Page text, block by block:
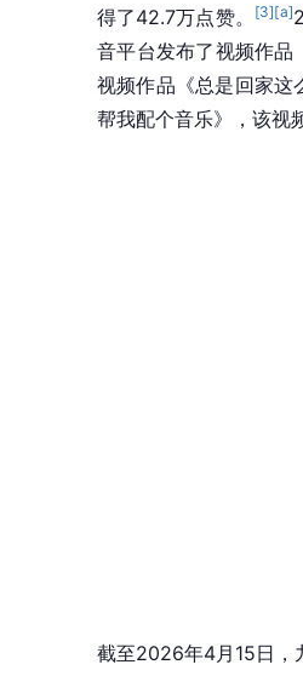
得了42.7万点赞。
[3][a]
音平台发布了视频作品
视频作品《总是回家
帮我配个音乐》，该视
截至2026年4月15日，